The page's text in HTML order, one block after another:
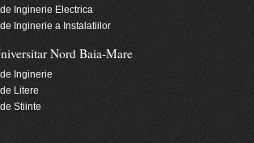
Inginerie Electrica
Inginerie a Instalatiilor
Nord Baia-Mare
Inginerie
Litere
Stiinte